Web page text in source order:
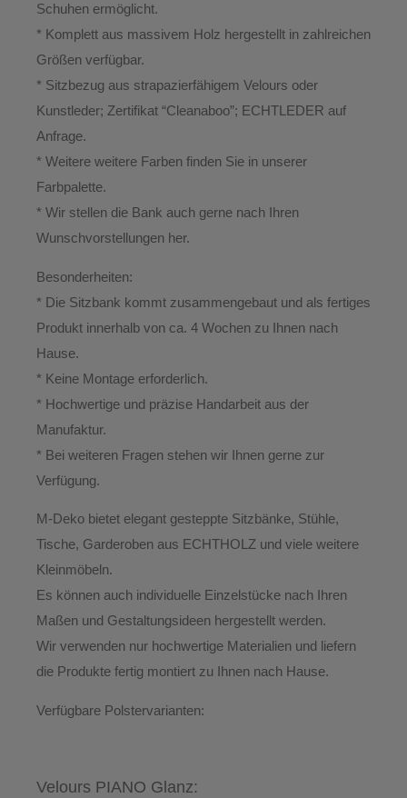
Schuhen ermöglicht.
* Komplett aus massivem Holz hergestellt in zahlreichen
Größen verfügbar.
* Sitzbezug aus strapazierfähigem Velours oder
Kunstleder; Zertifikat “Cleanaboo”; ECHTLEDER auf
Anfrage.
* Weitere weitere Farben finden Sie in unserer
Farbpalette.
* Wir stellen die Bank auch gerne nach Ihren
Wunschvorstellungen her.
Besonderheiten:
* Die Sitzbank kommt zusammengebaut und als fertiges
Produkt innerhalb von ca. 4 Wochen zu Ihnen nach
Hause.
* Keine Montage erforderlich.
* Hochwertige und präzise Handarbeit aus der
Manufaktur.
* Bei weiteren Fragen stehen wir Ihnen gerne zur
Verfügung.
M-Deko bietet elegant gesteppte Sitzbänke, Stühle,
Tische, Garderoben aus ECHTHOLZ und viele weitere
Kleinmöbeln.
Es können auch individuelle Einzelstücke nach Ihren
Maßen und Gestaltungsideen hergestellt werden.
Wir verwenden nur hochwertige Materialien und liefern
die Produkte fertig montiert zu Ihnen nach Hause.
Verfügbare Polstervarianten:
Velours PIANO Glanz: